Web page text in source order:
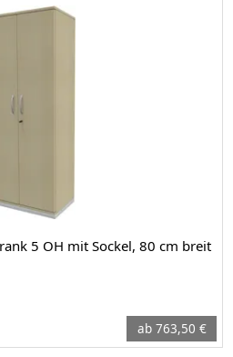
5 OH mit Sockel, 80 cm breit
ab 763,50 €